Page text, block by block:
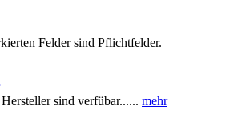
Felder sind Pflichtfelder.
sind verfübar...... mehr